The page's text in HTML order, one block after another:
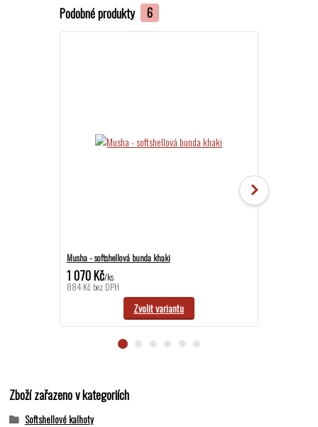
Podobné produkty 6
Musha - softshellová bunda khaki
1 070 Kč/ks
884 Kč bez DPH
Zvolit variantu
Zboží zařazeno v kategoriích
Softshellové kalhoty